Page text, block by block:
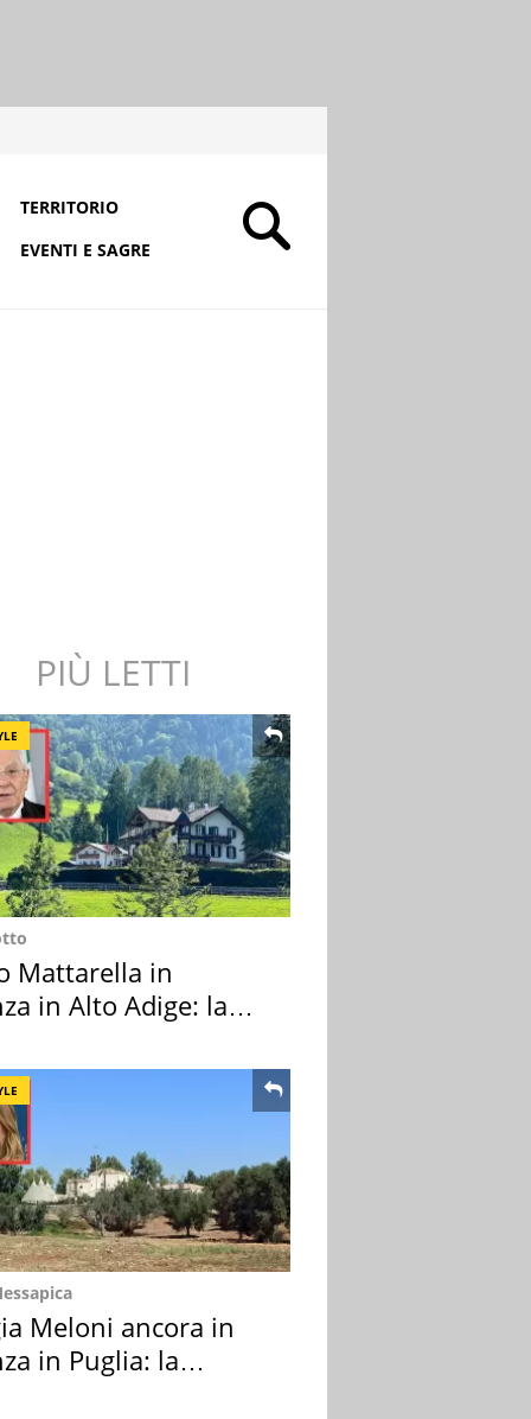
TERRITORIO
EVENTI E SAGRE
PIÙ LETTI
Mattarella in
in Alto Adige: la
Meloni ancora in
in Puglia: la